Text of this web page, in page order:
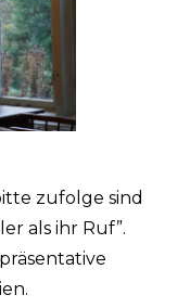
zufolge sind
als ihr Ruf”.